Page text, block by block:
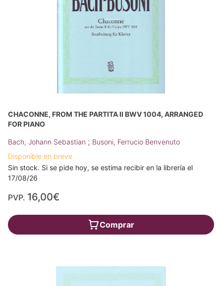
CHACONNE, FROM THE PARTITA II BWV 1004, ARRANGED
FOR PIANO
Bach, Johann Sebastian ; Busoni, Ferrucio Benvenuto
Disponible en breve
Sin stock. Si se pide hoy, se estima recibir en la librería el
17/08/26
PVP. 16,00€
Comprar